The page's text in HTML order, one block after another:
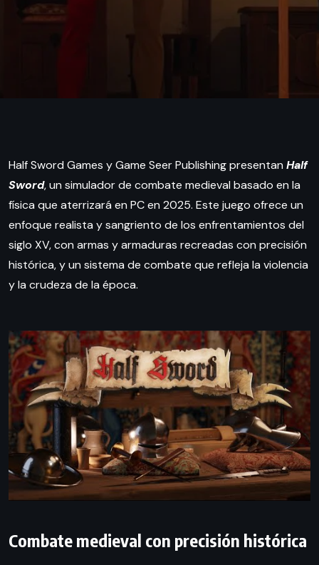
Half Sword Games y Game Seer Publishing presentan Half
Sword, un simulador de combate medieval basado en la
física que aterrizará en PC en 2025. Este juego ofrece un
enfoque realista y sangriento de los enfrentamientos del
siglo XV, con armas y armaduras recreadas con precisión
histórica, y un sistema de combate que refleja la violencia
y la crudeza de la época.
Combate medieval con precisión histórica